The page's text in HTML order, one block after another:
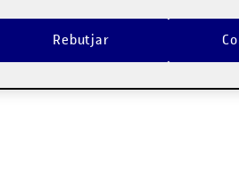
de Nielsen
Rebutjar